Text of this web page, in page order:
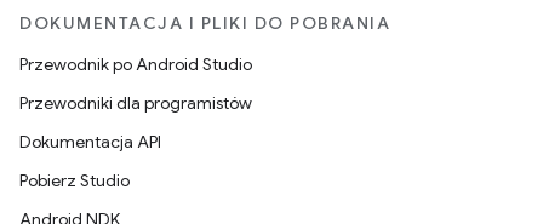
DOKUMENTACJA I PLIKI DO POBRANIA
Przewodnik po Android Studio
Przewodniki dla programistów
Dokumentacja API
Pobierz Studio
Android NDK